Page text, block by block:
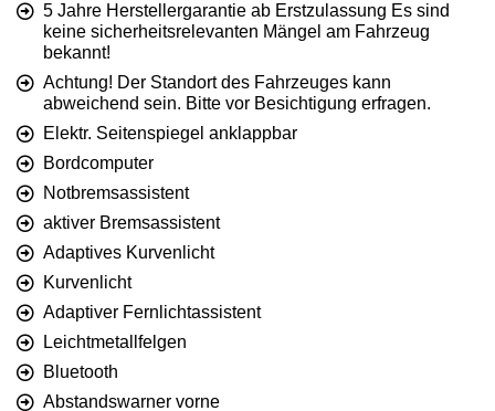
5 Jahre Herstellergarantie ab Erstzulassung Es sind
keine sicherheitsrelevanten Mängel am Fahrzeug
bekannt!
Achtung! Der Standort des Fahrzeuges kann
abweichend sein. Bitte vor Besichtigung erfragen.
Elektr. Seitenspiegel anklappbar
Bordcomputer
Notbremsassistent
aktiver Bremsassistent
Adaptives Kurvenlicht
Kurvenlicht
Adaptiver Fernlichtassistent
Leichtmetallfelgen
Bluetooth
Abstandswarner vorne